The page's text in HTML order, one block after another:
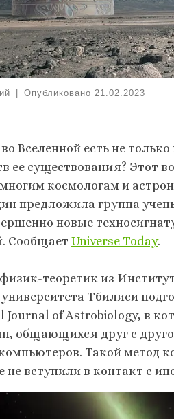
Опубликовано 21.02.2023
Вселенной есть не
ее существования? Этот
космологам и
предложила группа
новые
Сообщает Universe Today.
физик-теоретик из
университета Тбилиси
Journal of Astrobiology, в
общающихся друг с
Такой метод
не вступили в контакт с